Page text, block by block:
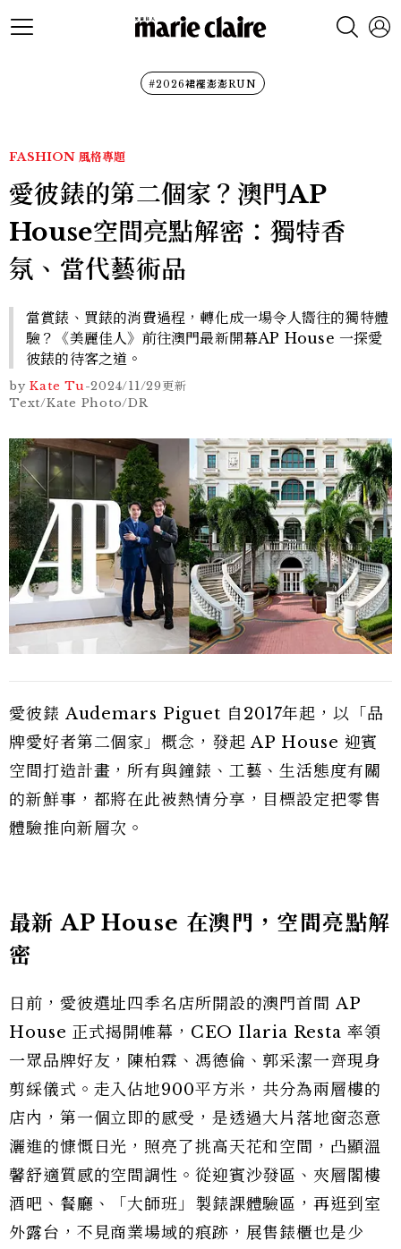
#2026裙襬澎澎RUN
FASHION 風格專題
愛彼錶的第二個家？澳門AP
House空間亮點解密：獨特香
氛、當代藝術品
當賞錶、買錶的消費過程，轉化成一場令人嚮往的獨特體
驗？《美麗佳人》前往澳門最新開幕AP House 一探愛
彼錶的待客之道。
by Kate Tu-2024/11/29更新
Text/Kate Photo/DR
愛彼錶 Audemars Piguet 自2017年起，以「品
牌愛好者第二個家」概念，發起 AP House 迎賓
空間打造計畫，所有與鐘錶、工藝、生活態度有關
的新鮮事，都將在此被熱情分享，目標設定把零售
體驗推向新層次。
最新 AP House 在澳門，空間亮點解
密
日前，愛彼選址四季名店所開設的澳門首間 AP
House 正式揭開帷幕，CEO Ilaria Resta 率領
一眾品牌好友，陳柏霖、馮德倫、郭采潔一齊現身
剪綵儀式。走入佔地900平方米，共分為兩層樓的
店內，第一個立即的感受，是透過大片落地窗恣意
灑進的慷慨日光，照亮了挑高天花和空間，凸顯溫
馨舒適質感的空間調性。從迎賓沙發區、夾層閣樓
酒吧、餐廳、「大師班」製錶課體驗區，再逛到室
外露台，不見商業場域的痕跡，展售錶櫃也是少